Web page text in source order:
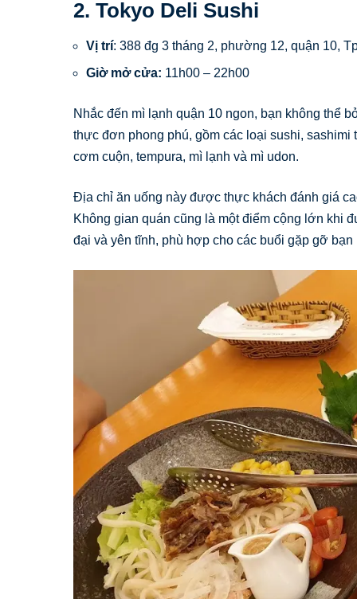
2. Tokyo Deli Sushi
Vị trí: 388 đg 3 tháng 2, phường 12, quận 10,
Giờ mở cửa: 11h00 – 22h00
Nhắc đến mì lạnh quận 10 ngon, bạn không thể
thực đơn phong phú, gồm các loại sushi,
cơm cuộn, tempura, mì lạnh và mì udon.
Địa chỉ ăn uống này được thực khách đánh giá
Không gian quán cũng là một điểm cộng lớn khi
đại và yên tĩnh, phù hợp cho các buổi gặp gỡ bạn